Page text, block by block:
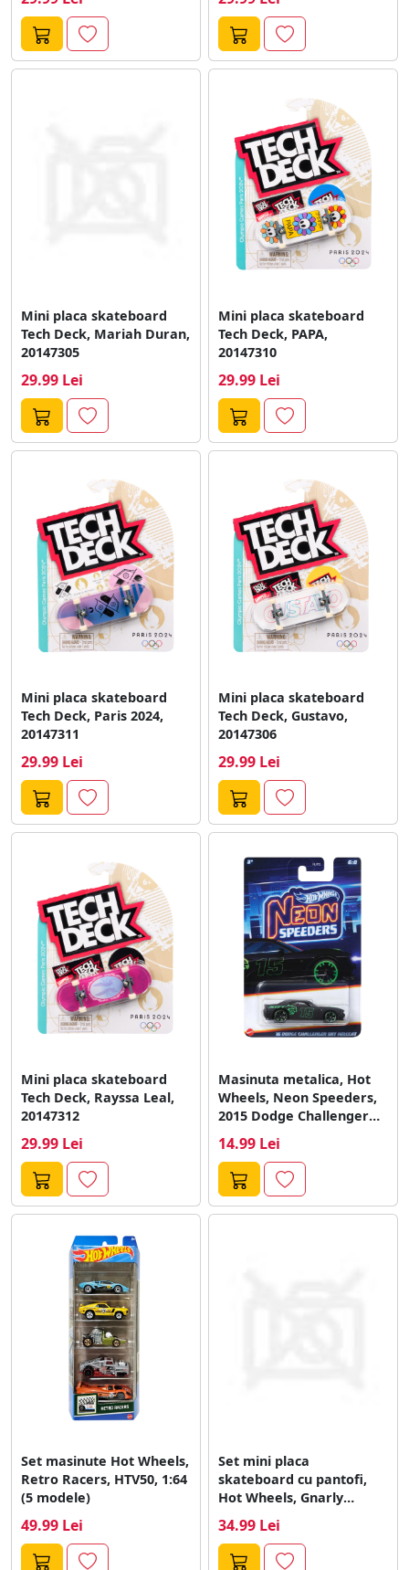
Mini placa skateboard
Tech Deck, Mariah Duran,
20147305
29.99 Lei
Mini placa skateboard
Tech Deck, PAPA,
20147310
29.99 Lei
Mini placa skateboard
Tech Deck, Paris 2024,
20147311
29.99 Lei
Mini placa skateboard
Tech Deck, Gustavo,
20147306
29.99 Lei
Mini placa skateboard
Tech Deck, Rayssa Leal,
20147312
29.99 Lei
Masinuta metalica, Hot
Wheels, Neon Speeders,
2015 Dodge Challenger
14.99 Lei
Set masinute Hot Wheels,
Retro Racers, HTV50, 1:64
(5 modele)
49.99 Lei
Set mini placa
skateboard cu pantofi,
Hot Wheels, Gnarly
34.99 Lei